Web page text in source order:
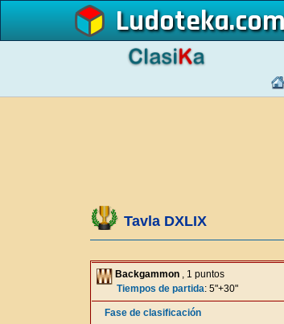
Ludoteka
Tavla DXLIX
Backgammon , 1 puntos
Tiempos de partida: 5"+30"
Fase de clasificación